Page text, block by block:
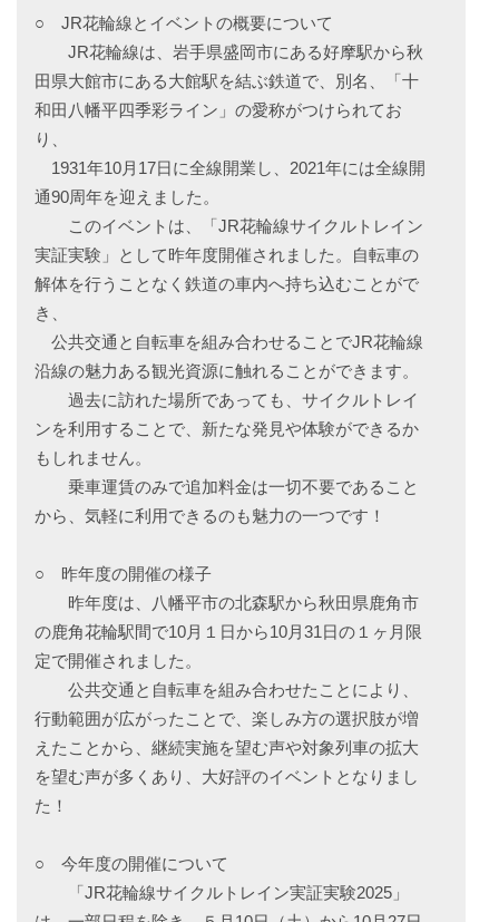
○ JR花輪線とイベントの概要について
JR花輪線は、岩手県盛岡市にある好摩駅から秋
田県大館市にある大館駅を結ぶ鉄道で、別名、「十
和田八幡平四季彩ライン」の愛称がつけられてお
り、
1931年10月17日に全線開業し、2021年には全線開
通90周年を迎えました。
このイベントは、「JR花輪線サイクルトレイン
実証実験」として昨年度開催されました。自転車の
解体を行うことなく鉄道の車内へ持ち込むことがで
き、
公共交通と自転車を組み合わせることでJR花輪線
沿線の魅力ある観光資源に触れることができます。
過去に訪れた場所であっても、サイクルトレイ
ンを利用することで、新たな発見や体験ができるか
もしれません。
乗車運賃のみで追加料金は一切不要であること
から、気軽に利用できるのも魅力の一つです！
○ 昨年度の開催の様子
昨年度は、八幡平市の北森駅から秋田県鹿角市
の鹿角花輪駅間で10月１日から10月31日の１ヶ月限
定で開催されました。
公共交通と自転車を組み合わせたことにより、
行動範囲が広がったことで、楽しみ方の選択肢が増
えたことから、継続実施を望む声や対象列車の拡大
を望む声が多くあり、大好評のイベントとなりまし
た！
○ 今年度の開催について
「JR花輪線サイクルトレイン実証実験2025」